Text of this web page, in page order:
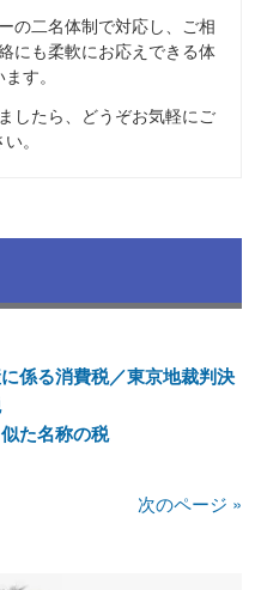
の二名体制で対応し、ご相
にも柔軟にお応えできる体
す。
したら、どうぞお気軽にご
。
係る消費税／東京地裁判決
た名称の税
次のページ »